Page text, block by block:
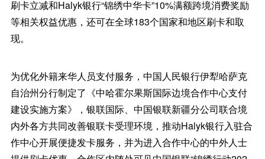
刷卡立减和Halyk银行“锦绣中华卡”10%满额跨境消费奖励
等相关权益优惠，还可在全球183个国家和地区刷卡和取
现。
为优化外籍来华人员支付服务，中国人民银行伊犁哈萨克
自治州分行制定了《中哈霍尔果斯国际边境合作中心支付
建设实施方案》，银联国际、中国银联新疆分公司联合境
内外各方共同改善银联卡受理环境，推动Halyk银行入驻合
作中心开展便捷发卡服务，并为进入合作中心的中外人士